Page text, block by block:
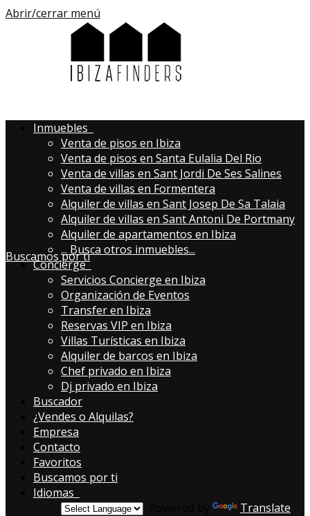
Abrir/cerrar menú
infoastri@aibizafinders.com
667 47 02 43
Buscamos por ti
Inmuebles
Venta de pisos en Ibiza
Venta de pisos en Santa Eulalia Del Rio
Venta de villas en Sant Jordi De Ses Salines
Venta de villas en Formentera
Alquiler de villas en Sant Josep De Sa Talaia
Alquiler de villas en Sant Antoni De Portmany
Alquiler de apartamentos en Ibiza
... Busca otros inmuebles...
Concierge
Servicios Concierge en Ibiza
Organización de Eventos
Transfer en Ibiza
Reservas VIP en Ibiza
Villas Turísticas en Ibiza
Alquiler de barcos en Ibiza
Chef privado en Ibiza
Dj privado en Ibiza
Buscador
¿Vendes o Alquilas?
Empresa
Contacto
Favoritos
Buscamos por ti
Idiomas
Translate